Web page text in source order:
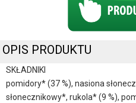
OPIS PRODUKTU
SKŁADNIKI
pomidory* (37 %), nasiona
słonecznikowy*, rukola* (9 %),